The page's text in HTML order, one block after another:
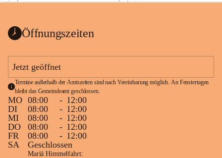
ht
1 Seite•0,1 MB
Öffnungszeiten
Jetzt geöffnet
Termine außerhalb der Amtszeiten sind nach Vereinbarung möglich. An Fenstertagen
bleibt das Gemeindeamt geschlossen.
MO 08:00 - 12:00
DI
08:00 - 12:00
MI
08:00 - 12:00
DO
08:00 - 12:00
FR
08:00 - 12:00
SA
Geschlossen
Mariä Himmelfahrt: